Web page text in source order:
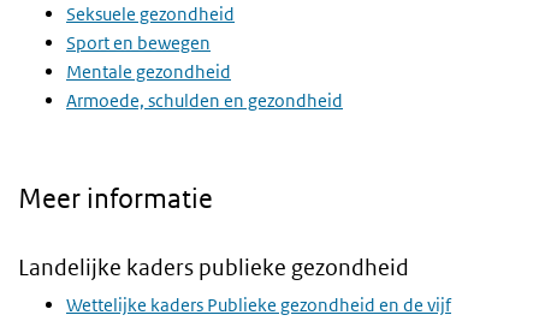
Seksuele gezondheid
Sport en bewegen
Mentale gezondheid
Armoede, schulden en gezondheid
Meer informatie
Landelijke kaders publieke gezondheid
Wettelijke kaders Publieke gezondheid en de vijf